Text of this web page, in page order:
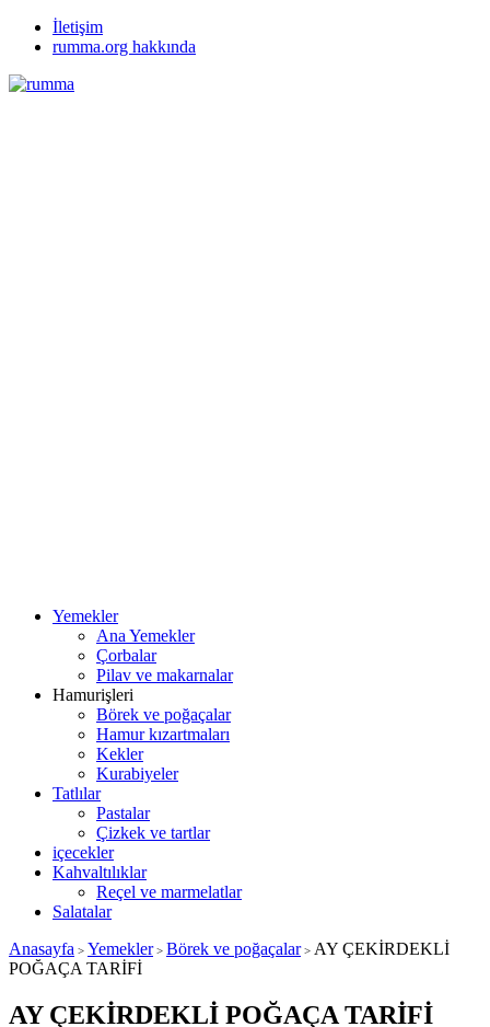
İletişim
rumma.org hakkında
Yemekler
Ana Yemekler
Çorbalar
Pilav ve makarnalar
Hamurişleri
Börek ve poğaçalar
Hamur kızartmaları
Kekler
Kurabiyeler
Tatlılar
Pastalar
Çizkek ve tartlar
içecekler
Kahvaltılıklar
Reçel ve marmelatlar
Salatalar
Anasayfa > Yemekler> Börek ve poğaçalar> AY ÇEKİRDEKLİ
POĞAÇA TARİFİ
AY ÇEKİRDEKLİ POĞAÇA TARİFİ